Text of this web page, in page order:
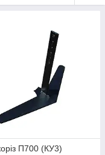
П700 (КУ3)